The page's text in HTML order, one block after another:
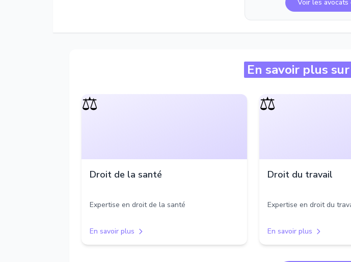
Voir les avocats
En savoir plus
⚖️
Droit de la santé
Expertise en droit de la santé
En savoir plus
⚖️
Droit du travail
Expertise en droit du
En savoir plus